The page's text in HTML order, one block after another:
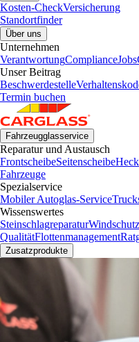
Kosten-CheckVersicherung
Standortfinder
Über uns
Unternehmen
VerantwortungComplianceJobs
Unser Beitrag
Beschwerdestelle
Termin buchen
Fahrzeugglasservice
Reparatur und Austausch
FrontscheibeSeitenscheibe
Fahrzeuge
Spezialservice
Mobiler Autoglas-Service
Wissenswertes
Steinschlagreparatur
QualitätFlottenmanagement
Zusatzprodukte